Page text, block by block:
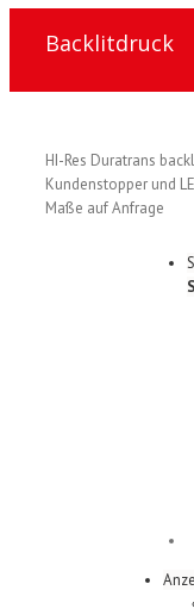
Backlitdruck
HI-Res Duratrans
Kundenstopper und
Maße auf Anfrage